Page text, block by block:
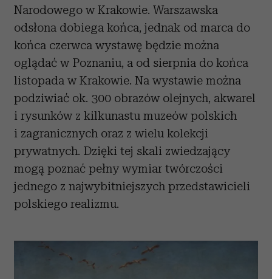
Narodowego w Krakowie. Warszawska
odsłona dobiega końca, jednak od marca do
końca czerwca wystawę będzie można
oglądać w Poznaniu, a od sierpnia do końca
listopada w Krakowie. Na wystawie można
podziwiać ok. 300 obrazów olejnych, akwarel
i rysunków z kilkunastu muzeów polskich
i zagranicznych oraz z wielu kolekcji
prywatnych. Dzięki tej skali zwiedzający
mogą poznać pełny wymiar twórczości
jednego z najwybitniejszych przedstawicieli
polskiego realizmu.